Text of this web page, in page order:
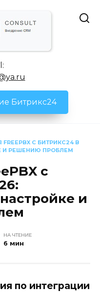
Битрикс24
С БИТРИКС24 В
И РЕШЕНИЮ ПРОБЛЕМ
с
и
НА ЧТЕНИЕ
6 мин
по интеграции